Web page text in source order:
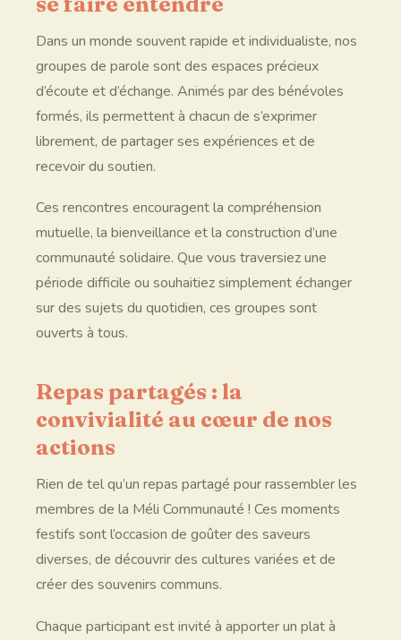
Dans un monde souvent rapide et individualiste, nos
groupes de parole sont des espaces précieux
d’écoute et d’échange. Animés par des bénévoles
formés, ils permettent à chacun de s’exprimer
librement, de partager ses expériences et de
recevoir du soutien.
Ces rencontres encouragent la compréhension
mutuelle, la bienveillance et la construction d’une
communauté solidaire. Que vous traversiez une
période difficile ou souhaitiez simplement échanger
sur des sujets du quotidien, ces groupes sont
ouverts à tous.
Repas partagés : la
convivialité au cœur de nos
actions
Rien de tel qu’un repas partagé pour rassembler les
membres de la Méli Communauté ! Ces moments
festifs sont l’occasion de goûter des saveurs
diverses, de découvrir des cultures variées et de
créer des souvenirs communs.
Chaque participant est invité à apporter un plat à